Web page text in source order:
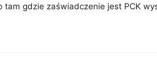
gdzie zaświadczenie jest PCK